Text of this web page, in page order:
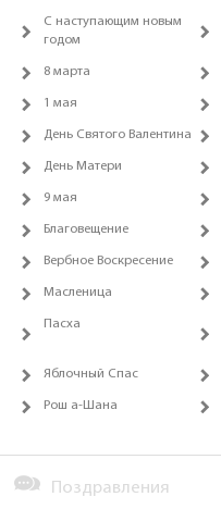
С наступающим новым
годом
8 марта
1 мая
День Святого Валентина
День Матери
9 мая
Благовещение
Вербное Воскресение
Масленица
Пасха
Яблочный Спас
Рош а-Шана
Поздравления